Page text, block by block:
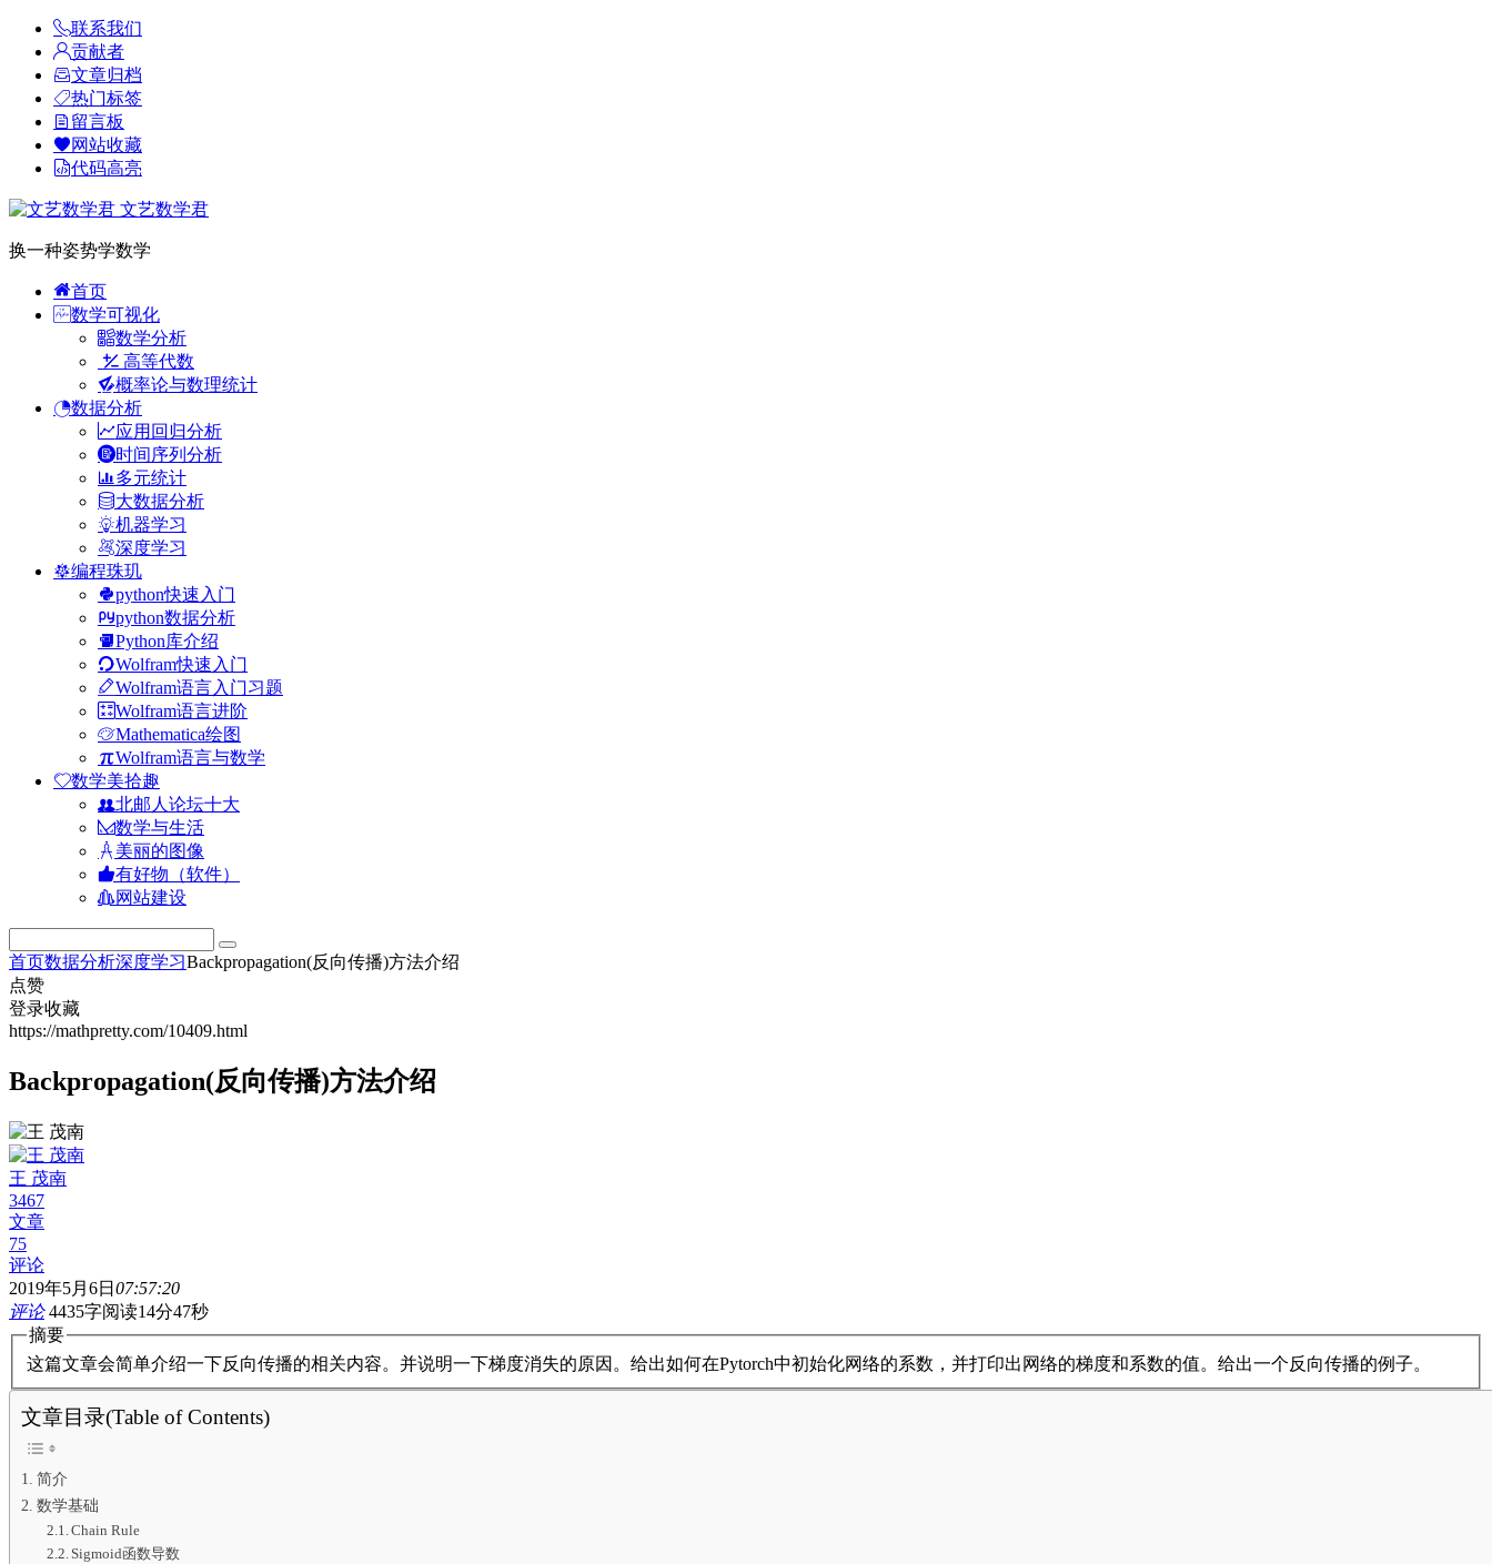
联系我们
贡献者
文章归档
热门标签
留言板
网站收藏
代码高亮
文艺数学君
换一种姿势学数学
首页
数学可视化
数学分析
高等代数
概率论与数理统计
数据分析
应用回归分析
时间序列分析
多元统计
大数据分析
机器学习
深度学习
编程珠玑
python快速入门
python数据分析
Python库介绍
Wolfram快速入门
Wolfram语言入门习题
Wolfram语言进阶
Mathematica绘图
Wolfram语言与数学
数学美拾趣
北邮人论坛十大
数学与生活
美丽的图像
有好物（软件）
网站建设
首页数据分析深度学习Backpropagation(反向传播)方法介绍
点赞
登录收藏
https://mathpretty.com/10409.html
Backpropagation(反向传播)方法介绍
王 茂南
3467
文章
75
评论
2019年5月6日 07:57:20
评论 4435字阅读14分47秒
摘要
这篇文章会简单介绍一下反向传播的相关内容。并说明一下梯度消失的原因。给出如何在Pytorch中初始化网络的系数，并打印出网络的梯度和系数的值。给出一个反向传播的例子。
文章目录(Table of Contents)
简介
数学基础
Chain Rule
Sigmoid函数导数